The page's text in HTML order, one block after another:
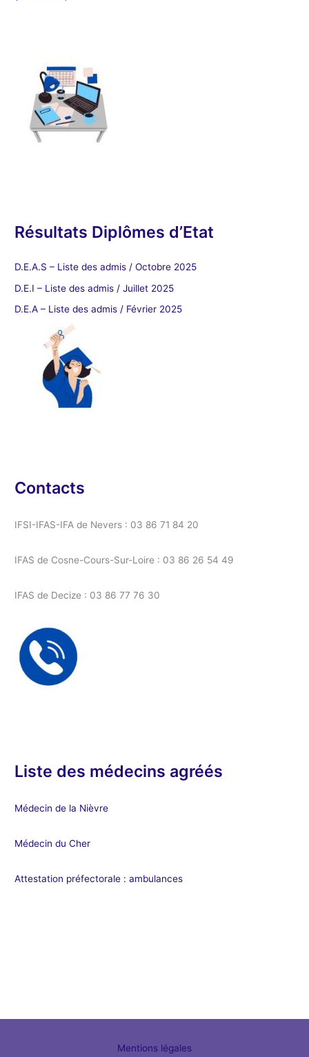
Résultats Diplômes d’Etat
D.E.A.S – Liste des admis / Octobre 2025
D.E.I – Liste des admis / Juillet 2025
D.E.A – Liste des admis / Février 2025
Contacts
IFSI-IFAS-IFA de Nevers : 03 86 71 84 20
IFAS de Cosne-Cours-Sur-Loire : 03 86 26 54 49
IFAS de Decize : 03 86 77 76 30
Liste des médecins agréés
Médecin de la Nièvre
Médecin du Cher
Attestation préfectorale : ambulances
Mentions légales